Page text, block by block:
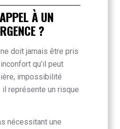
À UN
?
doit jamais être pris
qu’il peut
impossibilité
représente un risque
nécessitant une